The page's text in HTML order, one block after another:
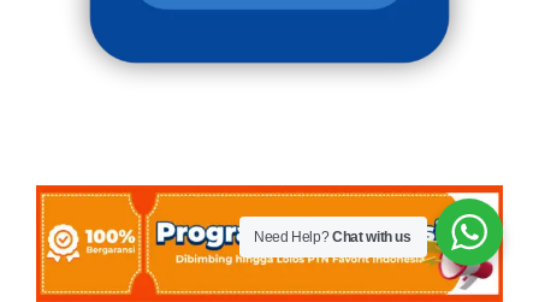
Need Help?Chat with us